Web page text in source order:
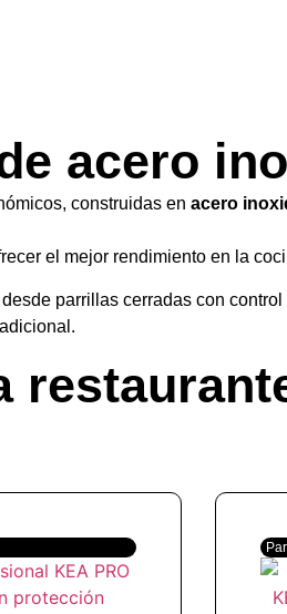
acero
construidas en acero
el mejor rendimiento en la
parrillas cerradas con